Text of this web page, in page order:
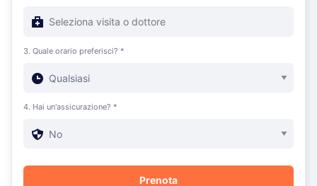
3. Quale orario preferisci? *
4. Hai un'assicurazione? *